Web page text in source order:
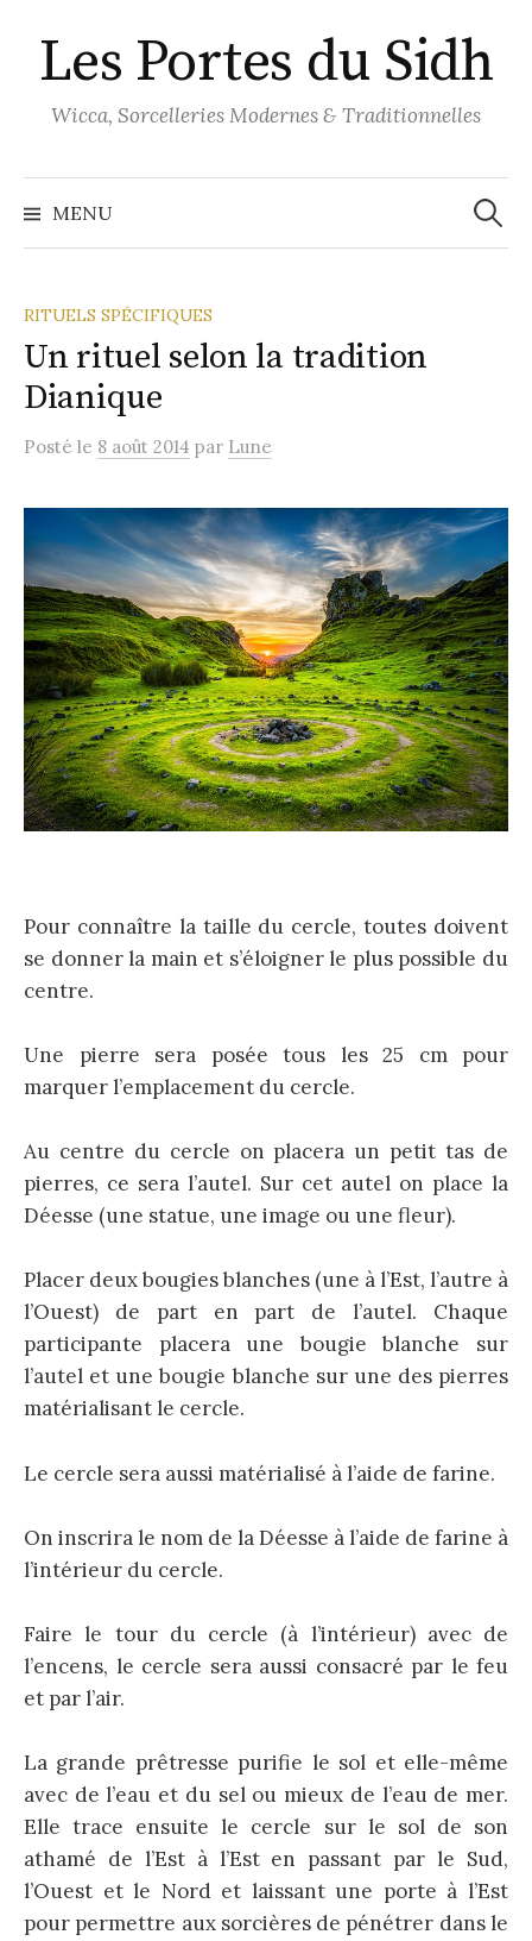
au
contenu
Les Portes du Sidh
Wicca, Sorcelleries Modernes & Traditionnelles
MENU
RITUELS SPÉCIFIQUES
Un rituel selon la tradition
Dianique
Posté le 8 août 2014 par Lune
Pour connaître la taille du cercle, toutes doivent
se donner la main et s’éloigner le plus possible du
centre.
Une pierre sera posée tous les 25 cm pour
marquer l’emplacement du cercle.
Au centre du cercle on placera un petit tas de
pierres, ce sera l’autel. Sur cet autel on place la
Déesse (une statue, une image ou une fleur).
Placer deux bougies blanches (une à l’Est, l’autre à
l’Ouest) de part en part de l’autel. Chaque
participante placera une bougie blanche sur
l’autel et une bougie blanche sur une des pierres
matérialisant le cercle.
Le cercle sera aussi matérialisé à l’aide de farine.
On inscrira le nom de la Déesse à l’aide de farine à
l’intérieur du cercle.
Faire le tour du cercle (à l’intérieur) avec de
l’encens, le cercle sera aussi consacré par le feu
et par l’air.
La grande prêtresse purifie le sol et elle-même
avec de l’eau et du sel ou mieux de l’eau de mer.
Elle trace ensuite le cercle sur le sol de son
athamé de l’Est à l’Est en passant par le Sud,
l’Ouest et le Nord et laissant une porte à l’Est
pour permettre aux sorcières de pénétrer dans le